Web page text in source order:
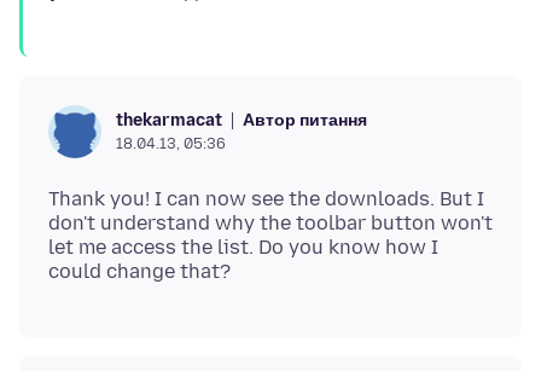
thekarmacat Автор питання
18.04.13, 05:36
Thank you! I can now see the downloads. But I
don't understand why the toolbar button won't
let me access the list. Do you know how I